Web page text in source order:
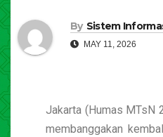
By Sistem
MAY 11, 2026
Jakarta (Humas MTsN
membanggakan